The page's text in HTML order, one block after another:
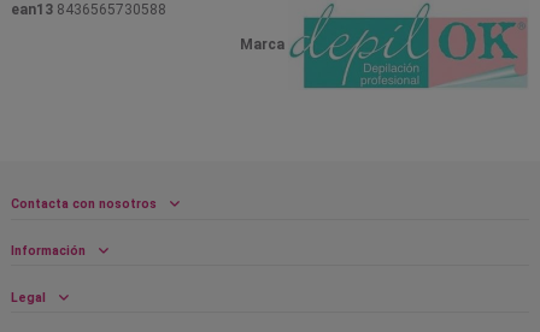
Marca
ean13 8436565730588
Contacta con nosotros
Información
Legal